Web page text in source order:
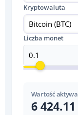
Kryptowaluta
Bitcoin (BTC)
Liczba monet
Wartość
6